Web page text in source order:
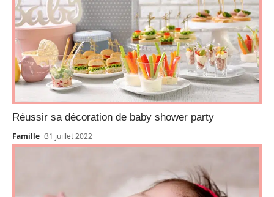
Réussir sa décoration de baby shower party
Famille 31 juillet 2022